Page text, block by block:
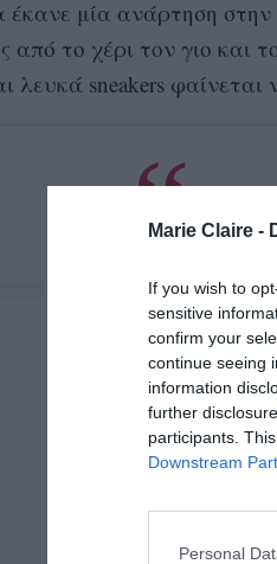
Marie Claire -
If you wish to
sensitive
confirm your
continue seeing
information
further
participants.
Downstream
Personal
μία ανάρτηση
από το χέρι τον γιο
λευκά sneakers